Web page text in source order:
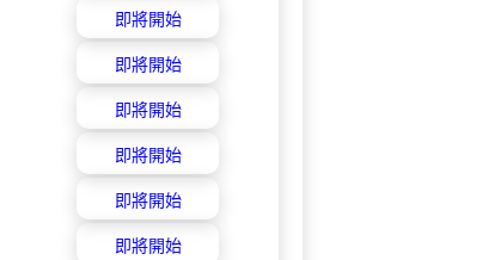
即將開始
即將開始
即將開始
即將開始
即將開始
即將開始